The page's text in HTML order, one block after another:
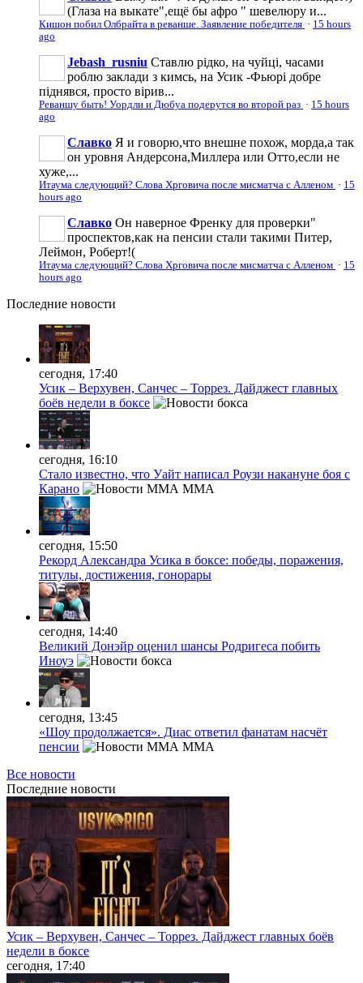
(Глаза на выкате",ещё бы афро " шевелюру и...
Кишон побил Олбрайта в реванше. Заявление победителя · 15 hours
ago
Jebash_rusniu Ставлю рідко, на чуйці, часами
роблю заклади з кимсь, на Усик -Фьюрі добре
піднявся, просто вірив...
Реваншу быть! Уордли и Дюбуа подерутся во второй раз · 15 hours
ago
Славко Я и говорю,что внешне похож, морда,а так
он уровня Андерсона,Миллера или Отто,если не
хуже,...
Итаума следующий? Слова Хрговича после мисматча с Алленом · 15
hours ago
Славко Он наверное Френку для проверки"
проспектов,как на пенсии стали такими Питер,
Леймон, Роберт!(
Итаума следующий? Слова Хрговича после мисматча с Алленом · 15
hours ago
Последние новости
сегодня, 17:40
Усик – Верхувен, Санчес – Торрез. Дайджест главных
боёв недели в боксе
сегодня, 16:10
Стало известно, что Уайт написал Роузи накануне боя с
Карано
MMA
сегодня, 15:50
Рекорд Александра Усика в боксе: победы, поражения,
титулы, достижения, гонорары
сегодня, 14:40
Великий Донэйр оценил шансы Родригеса побить
Иноуэ
сегодня, 13:45
«Шоу продолжается». Диас ответил фанатам насчёт
пенсии
MMA
Все новости
Последние новости
Усик – Верхувен, Санчес – Торрез. Дайджест главных боёв
недели в боксе
сегодня, 17:40